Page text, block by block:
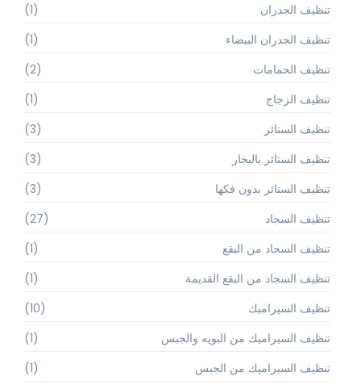
تنظيف الجدران
(1)
تنظيف الجدران البيضاء
(1)
تنظيف الحمامات
(2)
تنظيف الزجاج
(1)
تنظيف الستائر
(3)
تنظيف الستائر بالبخار
(3)
تنظيف الستائر بدون فكها
(3)
تنظيف السجاد
(27)
تنظيف السجاد من البقع
(1)
تنظيف السجاد من البقع القديمة
(1)
تنظيف السيراميك
(10)
تنظيف السيراميك من البويه والجبس
(1)
تنظيف السيراميك من الجبس
(1)